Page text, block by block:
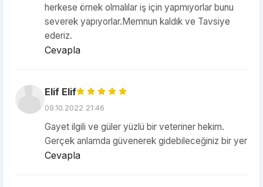
herkese örnek olmalılar iş için yapmıyorlar bunu
severek yapıyorlar.Memnun kaldık ve Tavsiye
ederiz.
Cevapla
Elif Elif
09.10.2022 21:46
Gayet ilgili ve güler yüzlü bir veteriner hekim.
Gerçek anlamda güvenerek gidebileceğiniz bir yer
Cevapla